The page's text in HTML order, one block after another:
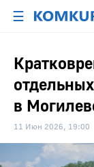
☰
в
11 Июн 2026, 19:00